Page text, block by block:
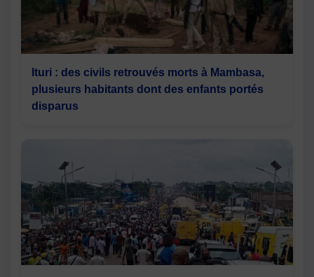
Ituri : des civils retrouvés morts à Mambasa,
plusieurs habitants dont des enfants portés
disparus